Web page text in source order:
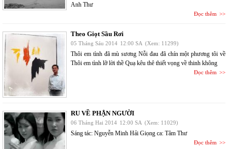
Anh Thư
Đọc thêm
Theo Giọt Sầu Rơi
05 Tháng Sáu 2014 12:00 SA (Xem: 11299)
Thôi em tình đã mù sương Nỗi đau đã chín một phương tôi về
Thôi em tình lỡ lời thề Quạ kêu thê thiết vọng về thinh không
Đọc thêm
RU VỀ PHẬN NGƯỜI
06 Tháng Hai 2014 12:00 SA (Xem: 11029)
Sáng tác: Nguyễn Minh Hải Giọng ca: Tâm Thư
Đọc thêm